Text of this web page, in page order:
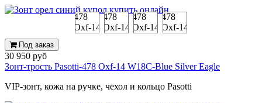
Под заказ
30 950 руб
Зонт-трость Pasotti-478 Oxf-14 W18C-Blue Silver Eagle
VIP-зонт, кожа на ручке, чехол и кольцо Pasotti